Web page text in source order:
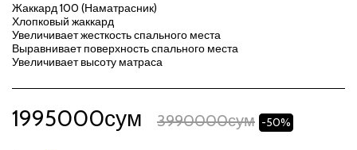
Жаккард 100 (Наматрасник)
Хлопковый жаккард
Увеличивает жесткость спального места
Выравнивает поверхность спального места
Увеличивает высоту матраса
1995000сум 3990000сум -50%